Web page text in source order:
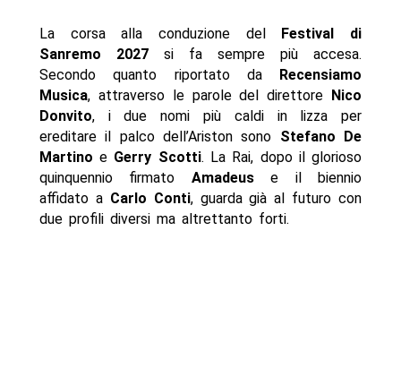
La corsa alla conduzione del Festival di
Sanremo 2027si fa sempre più accesa.
Secondo quanto riportato da Recensiamo
Musica, attraverso le parole del direttore Nico
Donvito, i due nomi più caldi in lizza per
ereditare il palco dell’Ariston sono Stefano De
Martino e Gerry Scotti. La Rai, dopo il glorioso
quinquennio firmato Amadeuse il biennio
affidato a Carlo Conti, guarda già al futuro con
due profili diversi ma altrettanto forti.